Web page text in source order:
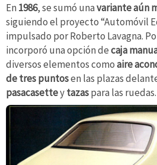
En 1986, se sumó unavariante aún
siguiendo el proyecto “Automóvil
impulsado por Roberto Lavagna.
incorporó una opción decaja
diversos elementos comoaire
de tres puntosen las plazas
pasacasetteytazaspara las ruedas.